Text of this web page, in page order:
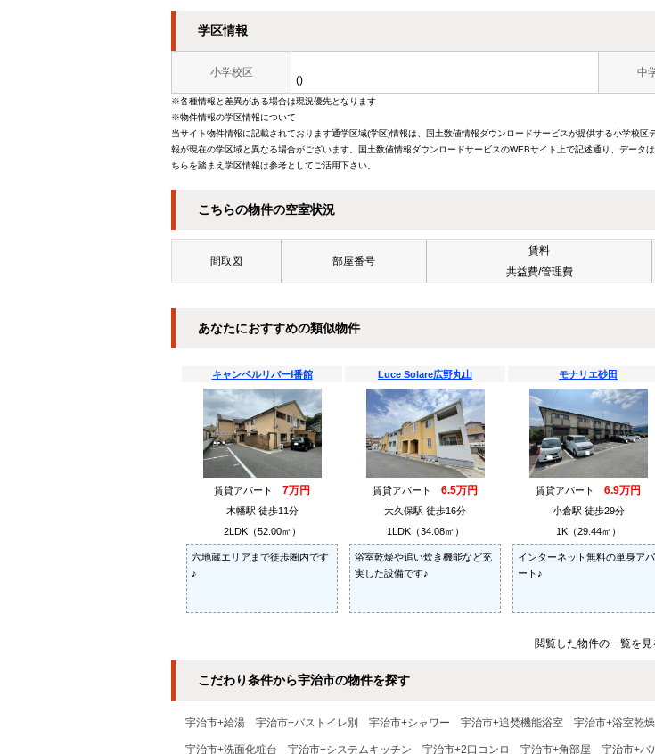
学区情報
小学校区
()
中
※各種情報と差異がある場合は現況優先となります
※物件情報の学区情報について
当サイト物件情報に記載されております通学区域(学区)情報は、国土数値情報ダウンロードサービスが提供する小学校
報が現在の学区域と異なる場合がございます。国土数値情報ダウンロードサービスのWEBサイト上で記述通り、デー
ちらを踏まえ学区情報は参考としてご活用下さい。
こちらの物件の空室状況
間取図 部屋番号
賃料
共益費/管理費
あなたにおすすめの類似物件
キャンベルリバーⅠ番館
賃貸アパート 7万円
木幡駅 徒歩11分
2LDK（52.00㎡）
六地蔵エリアまで徒歩圏内です
♪
Luce Solare広野丸山
賃貸アパート 6.5万円
大久保駅 徒歩16分
1LDK（34.08㎡）
浴室乾燥や追い炊き機能など充
実した設備です♪
モナリエ砂田
賃貸アパート 6.9万円
小倉駅 徒歩29分
1K（29.44㎡）
インターネット無料の単身アパ
ート♪
閲覧した物件の一覧を見
こだわり条件から宇治市の物件を探す
宇治市+給湯 宇治市+バストイレ別 宇治市+シャワー 宇治市+追焚機能浴室 宇治市+浴室乾
宇治市+洗面化粧台 宇治市+システムキッチン 宇治市+2口コンロ 宇治市+角部屋 宇治市+バ